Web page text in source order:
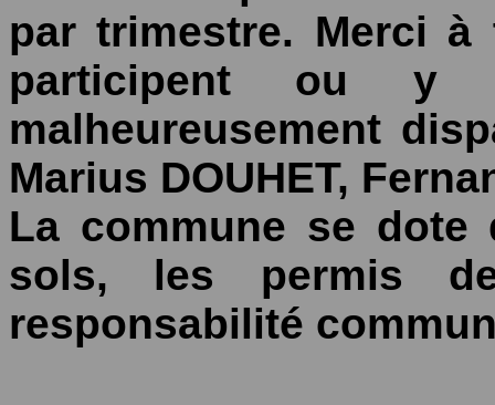
par trimestre. Merci
participent ou y
malheureusement
Marius DOUHET,
La commune se dote
sols, les permis
responsabilité